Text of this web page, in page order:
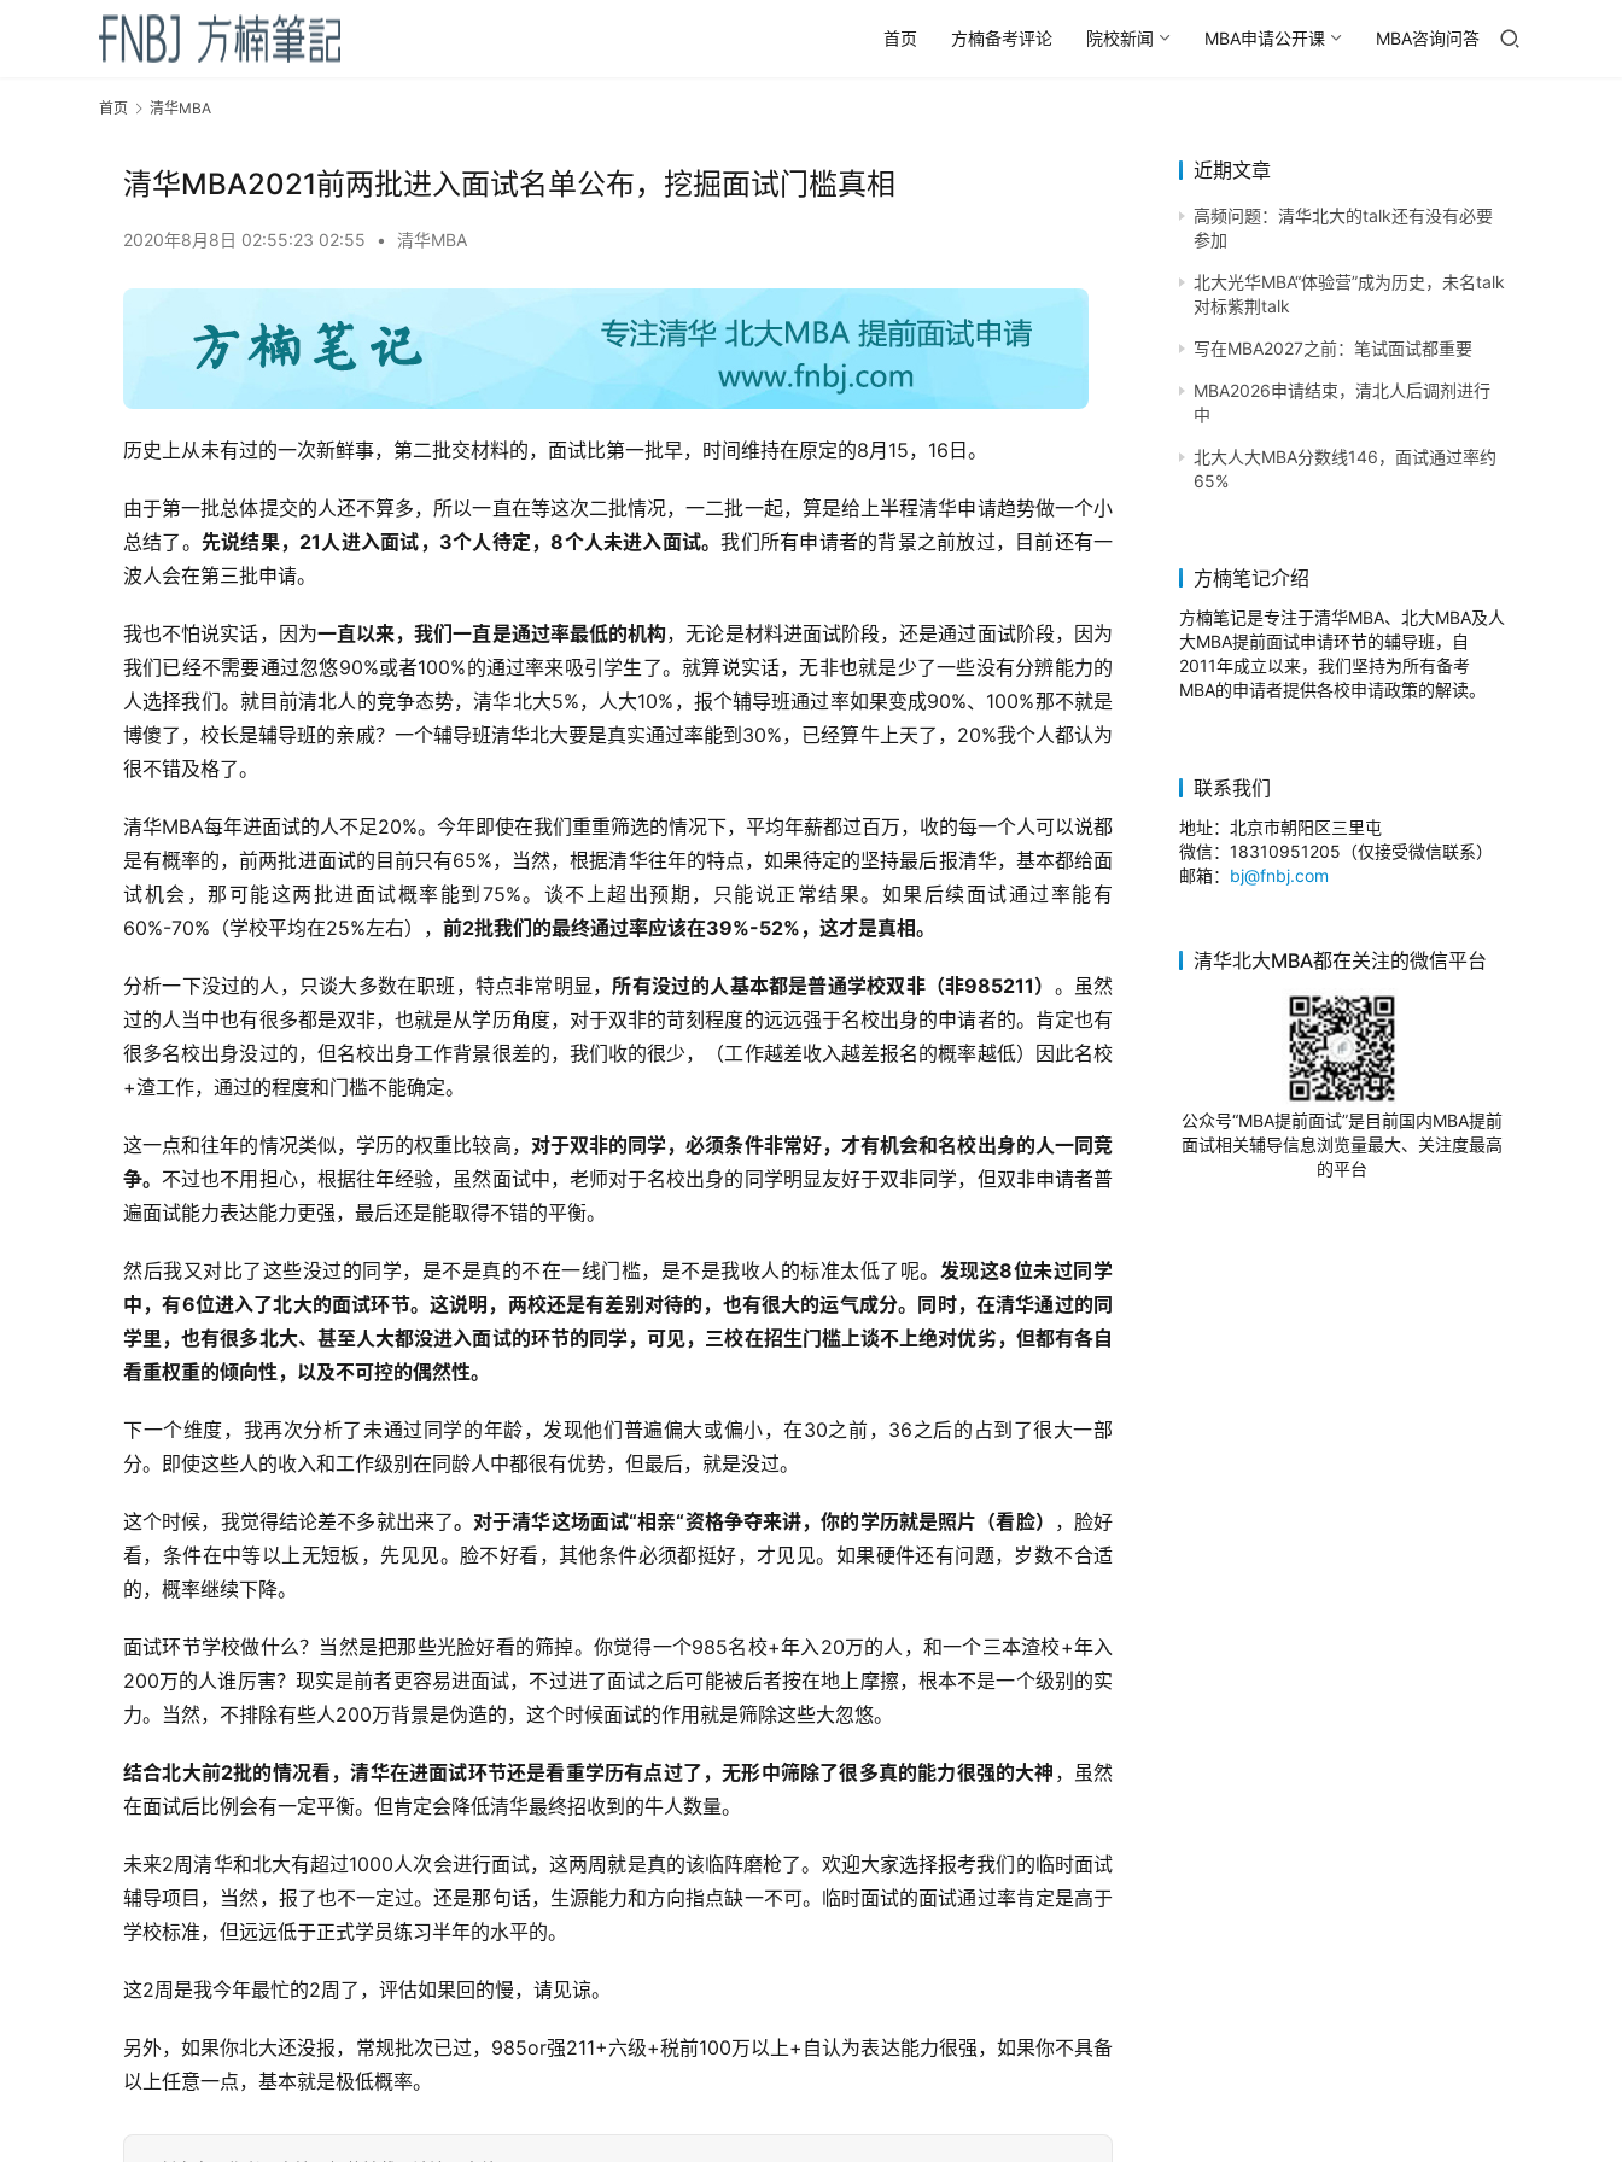
首页 方楠备考评论 院校新闻 MBA申请公开课 MBA咨询问答
首页 清华MBA
清华MBA2021前两批进入面试名单公布，挖掘面试门槛真相
2020年8月8日 02:55:23 02:55 • 清华MBA
历史上从未有过的一次新鲜事，第二批交材料的，面试比第一批早，时间维持在原定的8月15，16日。
由于第一批总体提交的人还不算多，所以一直在等这次二批情况，一二批一起，算是给上半程清华申请趋势做一个小
总结了。 先说结果，21人进入面试，3个人待定，8个人未进入面试。我们所有申请者的背景之前放过，目前还有一
波人会在第三批申请。
我也不怕说实话，因为一直以来，我们一直是通过率最低的机构，无论是材料进面试阶段，还是通过面试阶段，因为
我们已经不需要通过忽悠90%或者100%的通过率来吸引学生了。就算说实话，无非也就是少了一些没有分辨能力的
人选择我们。就目前清北人的竞争态势，清华北大5%，人大10%，报个辅导班通过率如果变成90%、100%那不就是
博傻了，校长是辅导班的亲戚？一个辅导班清华北大要是真实通过率能到30%，已经算牛上天了，20%我个人都认为
很不错及格了。
清华MBA每年进面试的人不足20%。今年即使在我们重重筛选的情况下，平均年薪都过百万，收的每一个人可以说都
是有概率的，前两批进面试的目前只有65%，当然，根据清华往年的特点，如果待定的坚持最后报清华，基本都给面
试机会，那可能这两批进面试概率能到75%。谈不上超出预期，只能说正常结果。如果后续面试通过率能有
60%-70%（学校平均在25%左右）， 前2批我们的最终通过率应该在39%-52%，这才是真相。
分析一下没过的人，只谈大多数在职班，特点非常明显，所有没过的人基本都是普通学校双非（非985211） 。虽然
过的人当中也有很多都是双非，也就是从学历角度，对于双非的苛刻程度的远远强于名校出身的申请者的。肯定也有
很多名校出身没过的，但名校出身工作背景很差的，我们收的很少，（工作越差收入越差报名的概率越低）因此名校
+渣工作，通过的程度和门槛不能确定。
这一点和往年的情况类似，学历的权重比较高， 对于双非的同学，必须条件非常好，才有机会和名校出身的人一同竞
争。 不过也不用担心，根据往年经验，虽然面试中，老师对于名校出身的同学明显友好于双非同学，但双非申请者普
遍面试能力表达能力更强，最后还是能取得不错的平衡。
然后我又对比了这些没过的同学，是不是真的不在一线门槛，是不是我收人的标准太低了呢。 发现这8位未过同学
中，有6位进入了北大的面试环节。这说明，两校还是有差别对待的，也有很大的运气成分。同时，在清华通过的同
学里，也有很多北大、甚至人大都没进入面试的环节的同学，可见，三校在招生门槛上谈不上绝对优劣，但都有各自
看重权重的倾向性，以及不可控的偶然性。
下一个维度，我再次分析了未通过同学的年龄，发现他们普遍偏大或偏小，在30之前，36之后的占到了很大一部
分。即使这些人的收入和工作级别在同龄人中都很有优势，但最后，就是没过。
这个时候，我觉得结论差不多就出来了。对于清华这场面试“相亲“资格争夺来讲，你的学历就是照片（看脸） ，脸好
看，条件在中等以上无短板，先见见。脸不好看，其他条件必须都挺好，才见见。如果硬件还有问题，岁数不合适
的，概率继续下降。
面试环节学校做什么？当然是把那些光脸好看的筛掉。你觉得一个985名校+年入20万的人，和一个三本渣校+年入
200万的人谁厉害？现实是前者更容易进面试，不过进了面试之后可能被后者按在地上摩擦，根本不是一个级别的实
力。当然，不排除有些人200万背景是伪造的，这个时候面试的作用就是筛除这些大忽悠。
结合北大前2批的情况看，清华在进面试环节还是看重学历有点过了，无形中筛除了很多真的能力很强的大神 ，虽然
在面试后比例会有一定平衡。但肯定会降低清华最终招收到的牛人数量。
未来2周清华和北大有超过1000人次会进行面试，这两周就是真的该临阵磨枪了。欢迎大家选择报考我们的临时面试
辅导项目，当然，报了也不一定过。还是那句话，生源能力和方向指点缺一不可。临时面试的面试通过率肯定是高于
学校标准，但远远低于正式学员练习半年的水平的。
这2周是我今年最忙的2周了，评估如果回的慢，请见谅。
另外，如果你北大还没报，常规批次已过，985or强211+六级+税前100万以上+自认为表达能力很强，如果你不具备
以上任意一点，基本就是极低概率。
近期文章
高频问题：清华北大的talk还有没有必要
参加
北大光华MBA“体验营”成为历史，未名talk
对标紫荆talk
写在MBA2027之前：笔试面试都重要
MBA2026申请结束，清北人后调剂进行
中
北大人大MBA分数线146，面试通过率约
65%
方楠笔记介绍
方楠笔记是专注于清华MBA、北大MBA及人
大MBA提前面试申请环节的辅导班，自
2011年成立以来，我们坚持为所有备考
MBA的申请者提供各校申请政策的解读。
联系我们
地址：北京市朝阳区三里屯
微信：18310951205（仅接受微信联系）
邮箱： bj@fnbj.com
清华北大MBA都在关注的微信平台
公众号“MBA提前面试”是目前国内MBA提前
面试相关辅导信息浏览量最大、关注度最高
的平台